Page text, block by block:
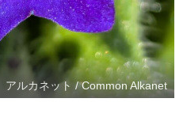
アルカネット / Common Alkanet